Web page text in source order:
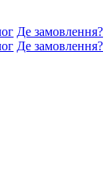
Де замовлення?
Де замовлення?